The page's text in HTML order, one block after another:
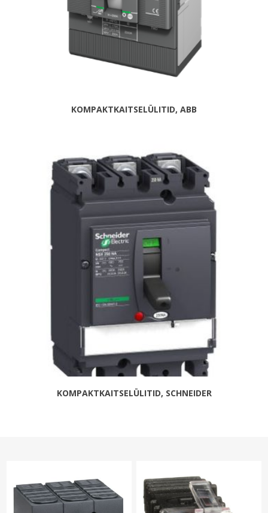
KOMPAKTKAITSELÜLITID, ABB
KOMPAKTKAITSELÜLITID, SCHNEIDER